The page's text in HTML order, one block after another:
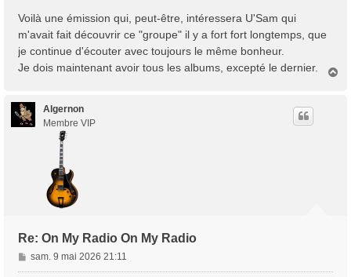
Voilà une émission qui, peut-être, intéressera U'Sam qui
m'avait fait découvrir ce "groupe" il y a fort fort longtemps, que
je continue d'écouter avec toujours le même bonheur.
Je dois maintenant avoir tous les albums, excepté le dernier.
Algernon
Membre VIP
Re: On My Radio On My Radio
M
e
sam. 9 mai 2026 21:11